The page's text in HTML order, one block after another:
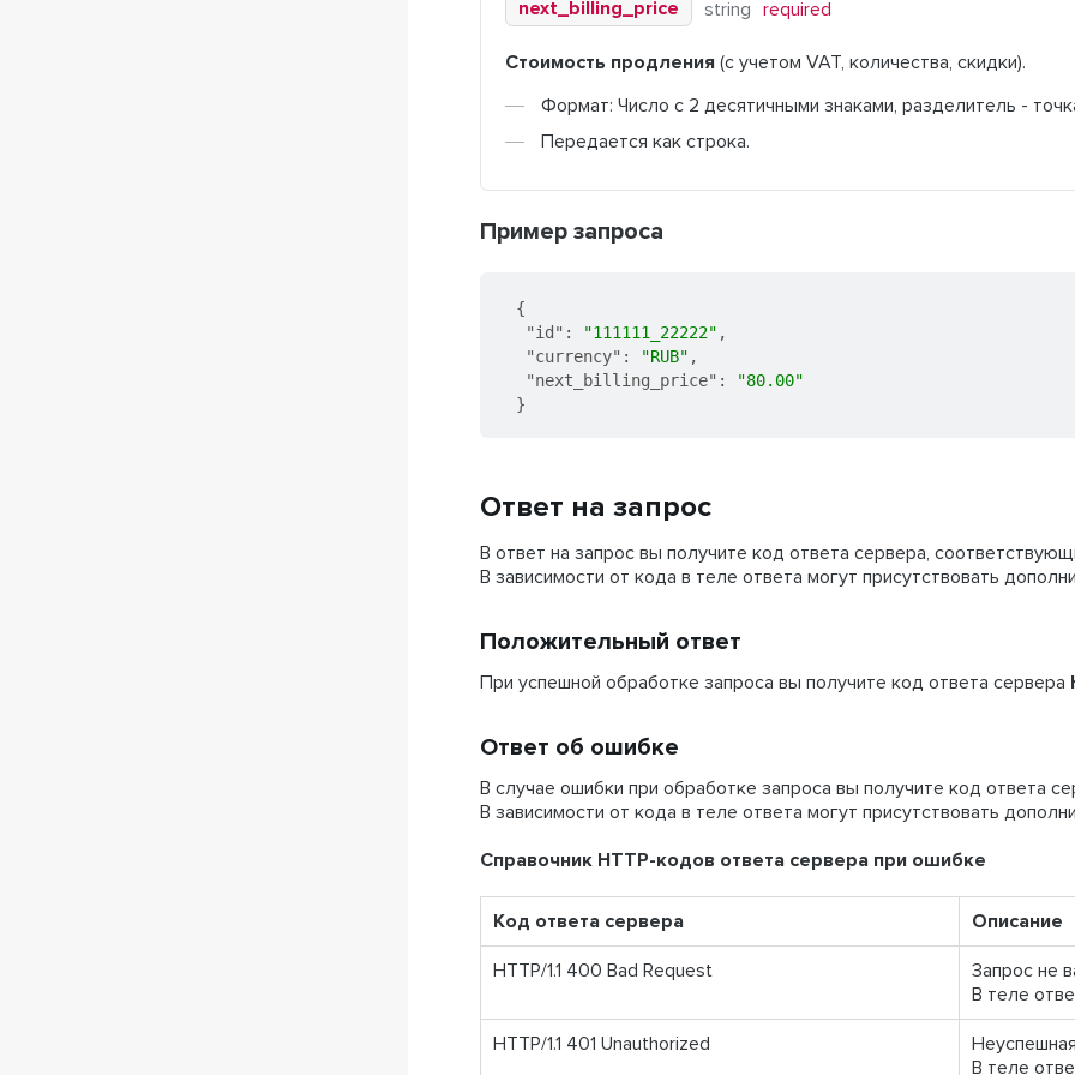
next_billing_price string required
Стоимость продления (с учетом VAT, количества, скидки).
Формат: Число с 2 десятичными знаками, разделитель -
Передается как строка.
Пример запроса
{
"id" : "111111_22222" ,
"currency" : "RUB" ,
"next_billing_price" :
"80.00"
}
Ответ на запрос
В ответ на запрос вы получите код ответа сервера,
В зависимости от кода в теле ответа могут присутствовать
Положительный ответ
При успешной обработке запроса вы получите код ответа сервера
Ответ об ошибке
В случае ошибки при обработке запроса вы получите код ответа
В зависимости от кода в теле ответа могут присутствовать
Справочник HTTP-кодов ответа сервера при ошибке
Код ответа сервера Описание
HTTP/1.1 400 Bad Request
Запрос не
В теле
HTTP/1.1 401 Unauthorized
В теле